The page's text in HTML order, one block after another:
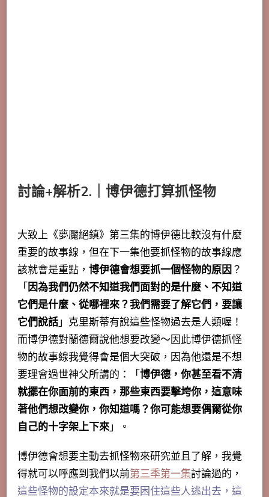
討論+解析2.｜博伊德打算抓怪物
大致上《夢魘絕鎮》第三集的博伊德比較沒有什麼
重要的故事線，但在下一集他要抓怪物的故事線應
該就會是重點， 博伊德會想要抓一個怪物的原因 ？
「因為我們仍然不知道我們面對的是什麼、不知道
它們是什麼、從哪裡來？我們需要了解它們，要讓
它們說話」克里斯蒂有說這些怪物過去是人類喔！
而博伊德對蘭德爾說他想要改變～因此博伊德抓怪
物的故事線我覺得會是個大突破，因為他還是不想
要理會過世神父所講的：「博伊德，你甚至看不清
就擺在你面前的東西，那些東西要擊垮你，這意味
著他們想改變你，你知道嗎？你可能想要偶爾從你
自己的十字架上下來」。
博伊德會想要主動去抓怪物來研究並且了解，我覺
得就可以呼應到我們以前第三季第一集討論過的，
這些怪物的設定本來就是要困住這些人逃出去，這